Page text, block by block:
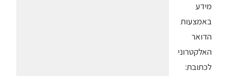
מידע
באמצעות
הדואר
האלקטרוני
לכתובת: